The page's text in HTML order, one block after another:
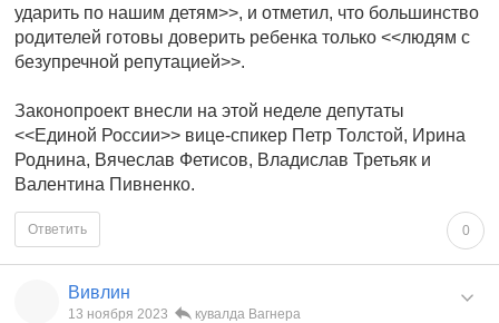
ударить по нашим детям>>, и отметил, что большинство
родителей готовы доверить ребенка только <<людям с
безупречной репутацией>>.
Законопроект внесли на этой неделе депутаты
<<Единой России>> вице-спикер Петр Толстой, Ирина
Роднина, Вячеслав Фетисов, Владислав Третьяк и
Валентина Пивненко.
0
Ответить
Вивлин
13 ноября 2023 кувалда Вагнера